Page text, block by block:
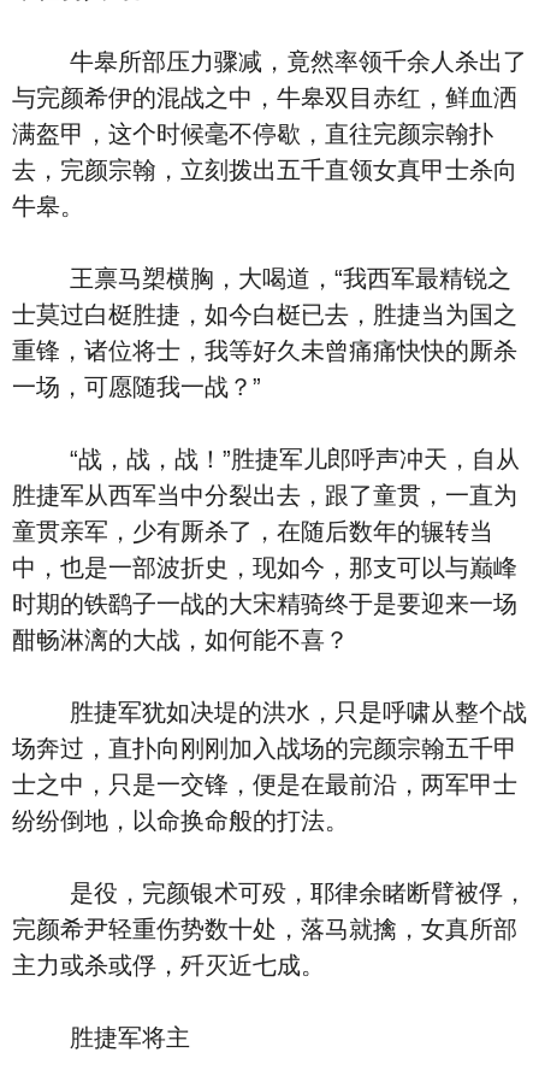
牛皋所部压力骤减，竟然率领千余人杀出了
与完颜希伊的混战之中，牛皋双目赤红，鲜血洒
满盔甲，这个时候毫不停歇，直往完颜宗翰扑
去，完颜宗翰，立刻拨出五千直领女真甲士杀向
牛皋。
王禀马槊横胸，大喝道，“我西军最精锐之
士莫过白梃胜捷，如今白梃已去，胜捷当为国之
重锋，诸位将士，我等好久未曾痛痛快快的厮杀
一场，可愿随我一战？”
“战，战，战！”胜捷军儿郎呼声冲天，自从
胜捷军从西军当中分裂出去，跟了童贯，一直为
童贯亲军，少有厮杀了，在随后数年的辗转当
中，也是一部波折史，现如今，那支可以与巅峰
时期的铁鹞子一战的大宋精骑终于是要迎来一场
酣畅淋漓的大战，如何能不喜？
胜捷军犹如决堤的洪水，只是呼啸从整个战
场奔过，直扑向刚刚加入战场的完颜宗翰五千甲
士之中，只是一交锋，便是在最前沿，两军甲士
纷纷倒地，以命换命般的打法。
是役，完颜银术可殁，耶律余睹断臂被俘，
完颜希尹轻重伤势数十处，落马就擒，女真所部
主力或杀或俘，歼灭近七成。
胜捷军将主